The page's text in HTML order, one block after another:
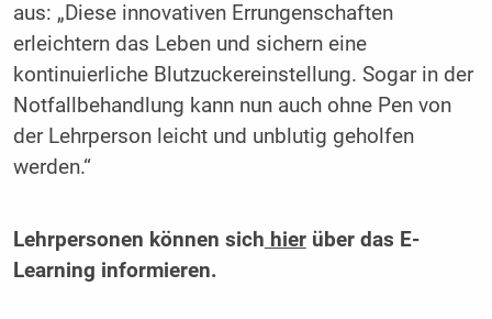
aus: „Diese innovativen Errungenschaften
erleichtern das Leben und sichern eine
kontinuierliche Blutzucker­einstellung. Sogar in der
Notfallbehandlung kann nun auch ohne Pen von
der Lehrperson leicht und unblutig geholfen
werden.“
Lehrpersonen können sich hierüber das E-
Learning informieren.